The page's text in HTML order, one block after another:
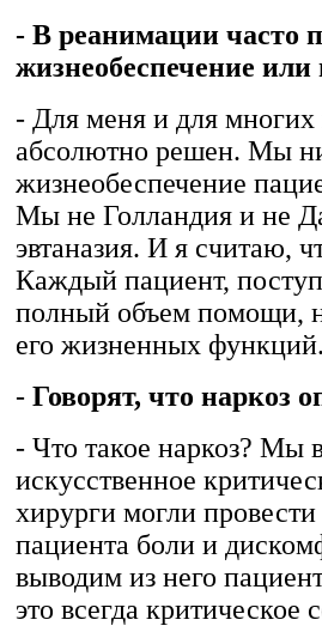
- В реанимации часто
жизнеобеспечение
- Для меня и для многих
абсолютно решен. Мы
жизнеобеспечение
Мы не Голландия и не
эвтаназия. И я считаю,
Каждый пациент,
полный объем помощи,
его жизненных функций.
- Говорят, что наркоз
- Что такое наркоз? Мы
искусственное
хирурги могли
пациента боли и
выводим из него
это всегда критическое